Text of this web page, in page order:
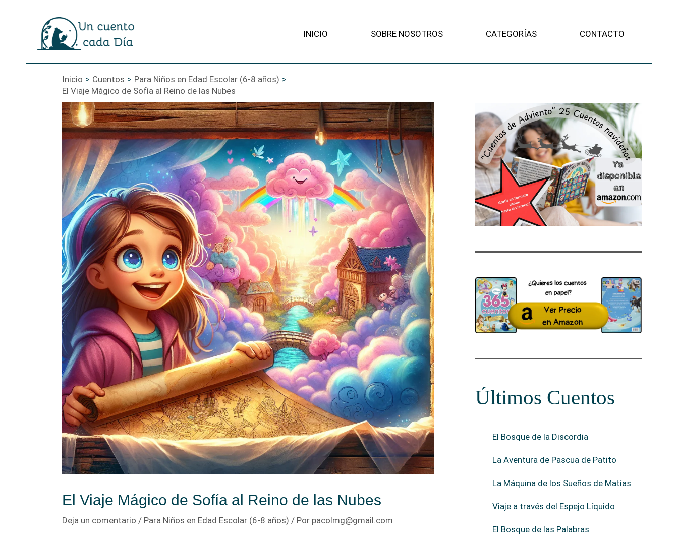
INICIO SOBRE NOSOTROS CATEGORÍAS CONTACTO
Inicio Cuentos
Para Niños en Edad Escolar (6-8 años)
El Viaje Mágico de Sofía al Reino de las Nubes
El Viaje Mágico de Sofía al Reino de las Nubes
Deja un comentario / Para Niños en Edad Escolar (6-8 años) / Por pacolmg@gmail.com
Últimos Cuentos
El Bosque de la Discordia
La Aventura de Pascua de Patito
La Máquina de los Sueños de Matías
Viaje a través del Espejo Líquido
El Bosque de las Palabras